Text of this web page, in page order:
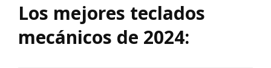
Los mejores teclados
mecánicos de 2024: